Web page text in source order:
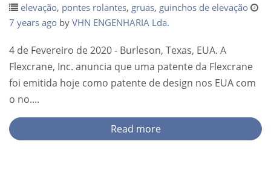
elevação, pontes rolantes, gruas, guinchos de elevação
7 years ago by VHN ENGENHARIA Lda.
4 de Fevereiro de 2020 - Burleson, Texas, EUA. A
Flexcrane, Inc. anuncia que uma patente da Flexcrane
foi emitida hoje como patente de design nos EUA com
o no....
Read more